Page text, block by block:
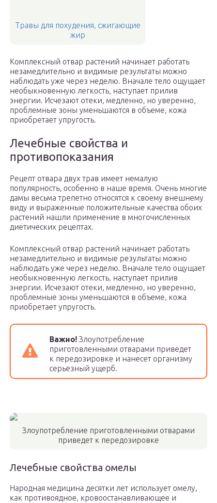
Травы для похудения, сжигающие
жир
Комплексный отвар растений начинает работать
незамедлительно и видимые результаты можно
наблюдать уже через неделю. Вначале тело ощущает
необыкновенную легкость, наступает прилив
энергии. Исчезают отеки, медленно, но уверенно,
проблемные зоны уменьшаются в объеме, кожа
приобретает упругость.
Лечебные свойства и
противопоказания
Рецепт отвара двух трав имеет немалую
популярность, особенно в наше время. Очень многие
дамы весьма трепетно относятся к своему внешнему
виду и выраженные положительные качества обоих
растений нашли применение в многочисленных
диетических рецептах.
Комплексный отвар растений начинает работать
незамедлительно и видимые результаты можно
наблюдать уже через неделю. Вначале тело ощущает
необыкновенную легкость, наступает прилив
энергии. Исчезают отеки, медленно, но уверенно,
проблемные зоны уменьшаются в объеме, кожа
приобретает упругость.
Важно! Злоупотребление
приготовленными отварами приведет
к передозировке и нанесет организму
серьезный ущерб.
Злоупотребление приготовленными отварами
приведет к передозировке
Лечебные свойства омелы
Народная медицина десятки лет использует омелу,
как противоядное, кровоостанавливающее и